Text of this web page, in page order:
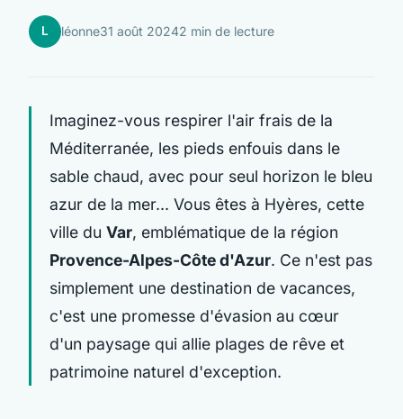
L léonne31 août 20242 min de lecture
Imaginez-vous respirer l'air frais de la
Méditerranée, les pieds enfouis dans le
sable chaud, avec pour seul horizon le bleu
azur de la mer... Vous êtes à Hyères, cette
ville du Var, emblématique de la région
Provence-Alpes-Côte d'Azur. Ce n'est pas
simplement une destination de vacances,
c'est une promesse d'évasion au cœur
d'un paysage qui allie plages de rêve et
patrimoine naturel d'exception.